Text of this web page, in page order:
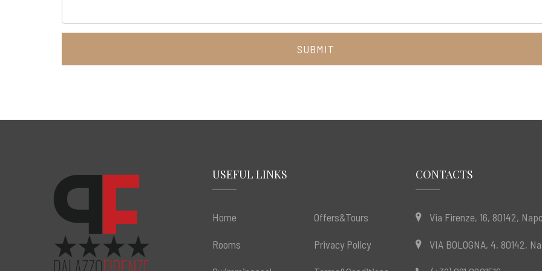
SUBMIT
USEFUL LINKS
Home
Rooms
Offers&Tours
Privacy Policy
CONTACTS
Via Firenze, 16, 80142,
VIA BOLOGNA, 4, 80142,